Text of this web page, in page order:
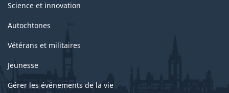
Science et innovation
Autochtones
Vétérans et militaires
Jeunesse
Gérer les événements de la vie